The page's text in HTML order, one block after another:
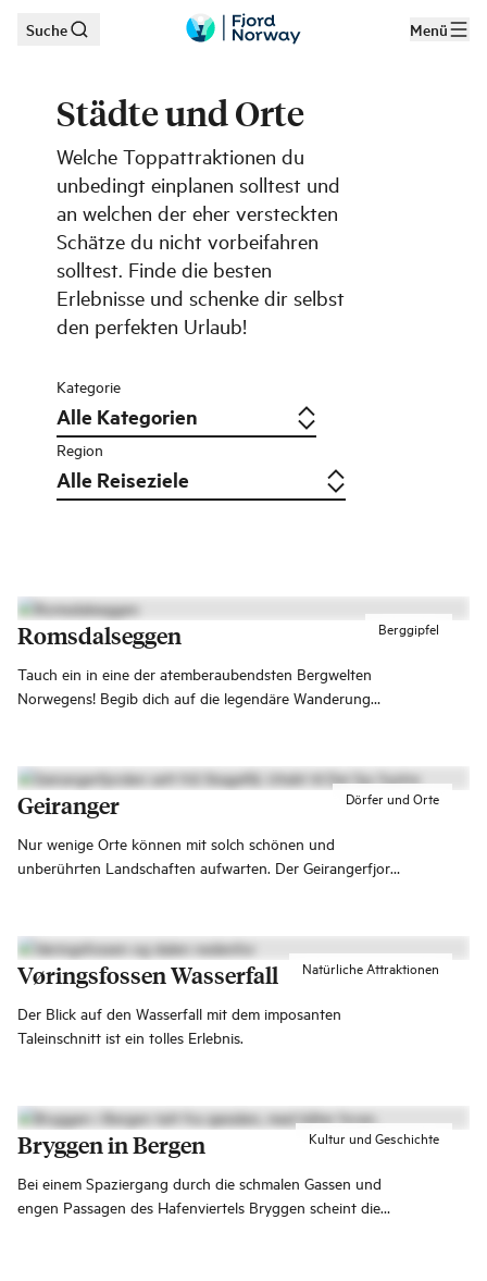
Zum Hauptinhalt
Suche Menü
Städte und Orte
Welche Toppattraktionen du
unbedingt einplanen solltest und
an welchen der eher versteckten
Schätze du nicht vorbeifahren
solltest. Finde die besten
Erlebnisse und schenke dir selbst
den perfekten Urlaub!
Kategorie
Region
Berggipfel
Romsdalseggen
Tauch ein in eine der atemberaubendsten Bergwelten
Norwegens! Begib dich auf die legendäre Wanderung
majestätischsten Gipfel Fjord Norwegens.
Dörfer und Orte
Geiranger
Nur wenige Orte können mit solch schönen und
unberührten Landschaften aufwarten. Der Geirangerfjord
Natürliche Attraktionen
Vøringsfossen Wasserfall
Der Blick auf den Wasserfall mit dem imposanten
Taleinschnitt ist ein tolles Erlebnis.
Kultur und Geschichte
Bryggen in Bergen
Bei einem Spaziergang durch die schmalen Gassen und
engen Passagen des Hafenviertels Bryggen scheint die